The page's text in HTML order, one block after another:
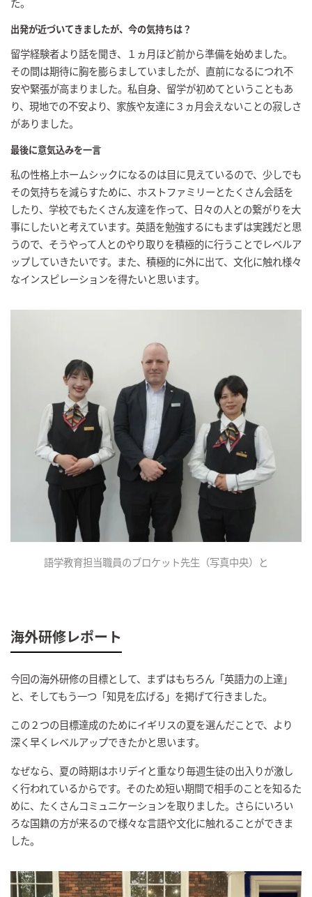
出発が近づいてきましたが、今の気持ちは？
留学経験者より話を聞き、１ヵ月ほど前から準備を始めました。
その間は期待に胸を膨らましていましたが、直前になるにつれ不
安や緊張が高まりました。私自身、留学が初めてということもあ
り、現地での不安より、家族や友達に３ヵ月会えないことの寂しさ
がありました。
最後に意気込みを一言
私の性格上ホームシックになるのは目に見えているので、少しでも
その気持ちを減らすために、ホストファミリーとたくさん会話を
したり、学校でもたくさん友達を作って、日々の人との繋がりを大
事にしたいと考えています。英語を勉強するにもまずは実践だと思
うので、そうやって人とのやり取りを積極的に行うことでレベルア
ップしていきたいです。また、積極的に外に出て、文化に触れ様々
なインスピレーションを得たいと思います。
語学教育担当職員のブロケット先生（写真中央）と
海外研修レポート
今回の海外研修の目標として、まずはもちろん「英語力の上達」
と、そしてもう一つ「知見を広げる」を掲げて行きました。
この２つの目標達成のためにイギリスの夏を選んだことで、より
深く早くレベルアップできたかと思います。
なぜなら、夏の時期はホリデイと重なり毎週生徒の出入りが激し
く行われているからです。そのため短い期間で相手のことを知るた
めに、たくさんコミュニケーションを取りました。さらにいろい
ろな国籍の方が来るので様々な言語や文化に触れることができま
した。